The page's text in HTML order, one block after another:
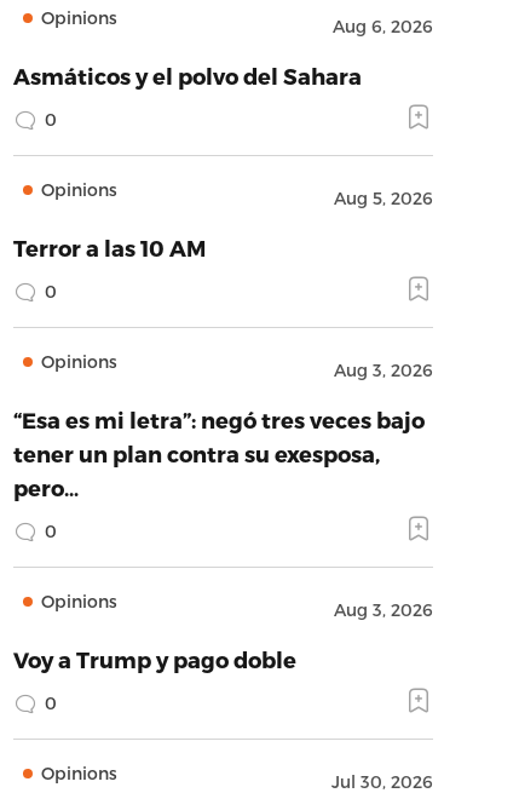
Opinions Aug 6, 2026
Asmáticos y el polvo del Sahara
0
Opinions Aug 5, 2026
Terror a las 10 AM
0
Opinions Aug 3, 2026
“Esa es mi letra”: negó tres veces bajo
tener un plan contra su exesposa,
pero…
0
Opinions Aug 3, 2026
Voy a Trump y pago doble
0
Opinions Jul 30, 2026